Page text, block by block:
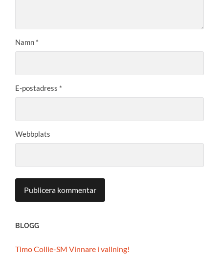
Namn *
E-postadress *
Webbplats
BLOGG
Timo Collie-SM Vinnare i vallning!